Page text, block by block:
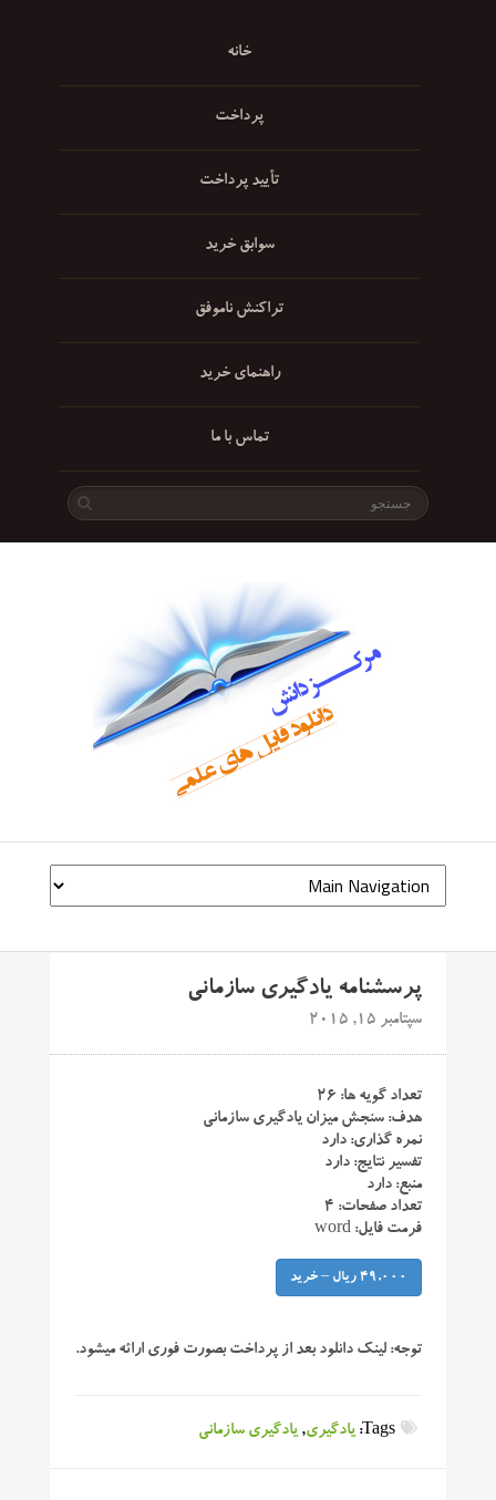
خانه
پرداخت
تأیید پرداخت
سوابق خرید
تراکنش ناموفق
راهنمای خرید
تماس با ما
پرسشنامه یادگیری سازمانی
سپتامبر 15, 2015
تعداد گویه ها: ۲۶
هدف: سنجش میزان یادگیری سازمانی
نمره گذاری: دارد
تفسیر نتایج: دارد
منبع: دارد
تعداد صفحات: ۴
فرمت فایل: word
49,000 ریال – خرید
توجه: لینک دانلود بعد از پرداخت بصورت فوری ارائه میشود.
Tags: یادگیری,یادگیری سازمانی